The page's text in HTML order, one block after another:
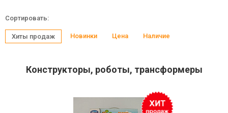
Сортировать:
Хиты продаж Новинки Цена Наличие
Конструкторы, роботы, трансформеры